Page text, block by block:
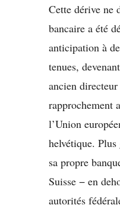
Cette dérive ne
bancaire a été
anticipation à
tenues,
ancien
rapprochement
l’Union
helvétique. Plus
sa propre
Suisse − en
autorités